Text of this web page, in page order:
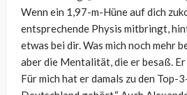
Wenn ein 1,97-m-Hüne auf dich
entsprechende Physis mitbringt,
etwas bei dir. Was mich noch mehr
aber die Mentalität, die er besaß.
Für mich hat er damals zu den Top-